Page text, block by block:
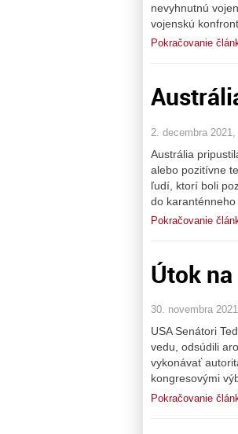
nevyhnutnú
vojenskú
Pokračovanie
2. decembra
Austrália
alebo pozitívne
ľudí, ktorí boli
do
Pokračovanie
Útok
30. novembra
USA Senátori
vedu, odsúdili
vykonávať
kongresovými
Pokračovanie